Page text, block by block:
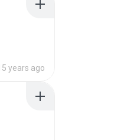
years ago